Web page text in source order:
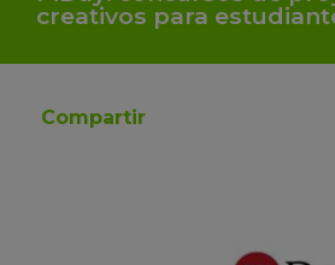
creativos para
Compartir